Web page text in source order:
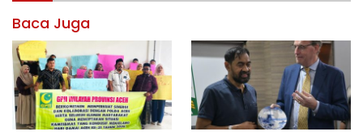
Baca Juga